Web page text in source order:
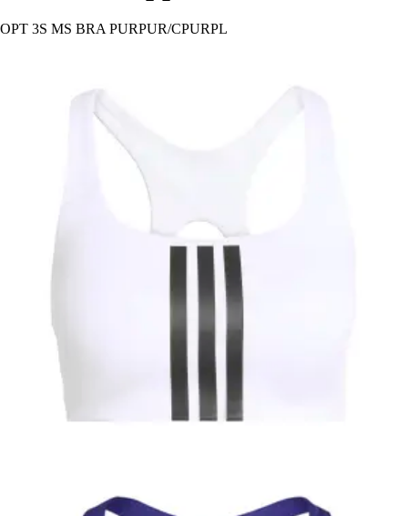
OPT 3S MS BRA PURPUR/CPURPL